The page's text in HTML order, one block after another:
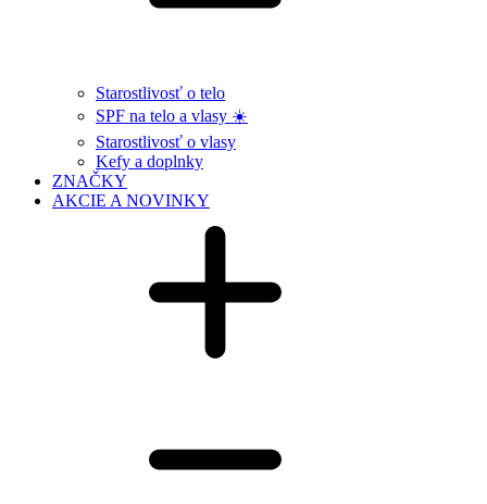
Starostlivosť o telo
SPF na telo a vlasy ☀️
Starostlivosť o vlasy
Kefy a doplnky
ZNAČKY
AKCIE A NOVINKY